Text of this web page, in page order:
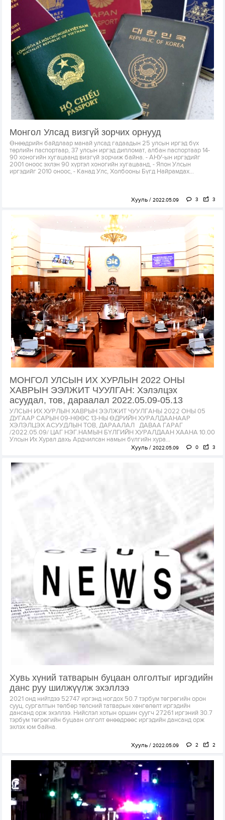
Монгол Улсад визгүй зорчих орнууд
Өнөөдрийн байдлаар манай улсад гадаадын 25 улсын иргэд бүх
төрлийн паспортаар, 37 улсын иргэд дипломат, албан паспортаар 14-
90 хоногийн хугацаанд визгүй зорчиж байна. - АНУ-ын иргэдийг
2001 оноос эхлэн 90 хүртэл хоногийн хугацаанд, - Япон Улсын
иргэдийг 2010 оноос, - Канад Улс, Холбооны Бүгд Найрамдах...
Хууль 2022.05.09 3 3
МОНГОЛ УЛСЫН ИХ ХУРЛЫН 2022 ОНЫ
ХАВРЫН ЭЭЛЖИТ ЧУУЛГАН: Хэлэлцэх
асуудал, тов, дараалал 2022.05.09-05.13
УЛСЫН ИХ ХУРЛЫН ХАВРЫН ЭЭЛЖИТ ЧУУЛГАНЫ 2022 ОНЫ 05
ДУГААР САРЫН 09-НӨӨС 13-НЫ ӨДРИЙН ХУРАЛДААНААР
ХЭЛЭЛЦЭХ АСУУДЛЫН ТОВ, ДАРААЛАЛ ДАВАА ГАРАГ
/2022.05.09/ ЦАГ НЭГ.НАМЫН БҮЛГИЙН ХУРАЛДААН ХААНА 10.00
Улсын Их Хурал дахь Ардчилсан намын бүлгийн хура...
Хууль 2022.05.09 0 3
Хувь хүний татварын буцаан олголтыг иргэдийн
данс руу шилжүүлж эхэллээ
2021 онд нийтдээ 52747 иргэнд ногдох 50.7 тэрбум төгрөгийн орон
сууц, сургалтын төлбөр төлсний татварын хөнгөлөлт иргэдийн
дансанд орж эхэллээ. Нийслэл хотын оршин суугч 27261 иргэний 30.7
тэрбум төгрөгийн буцаан олголт өнөөдрөөс иргэдийн дансанд орж
эхлэх юм байна.
Хууль 2022.05.09 2 2